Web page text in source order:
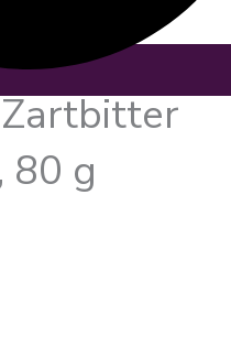
Zartbitter
80 g